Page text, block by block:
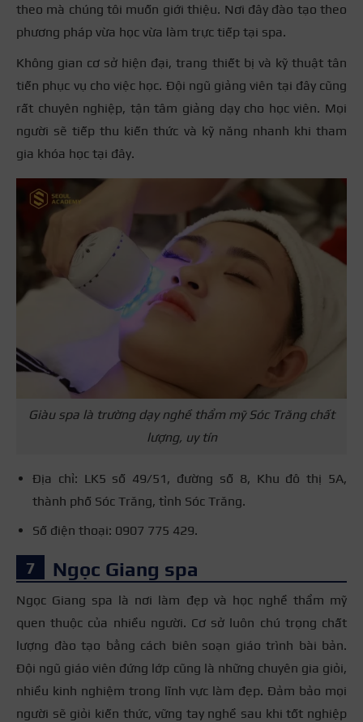
theo mà chúng tôi muốn giới thiệu. Nơi đây đào tạo theo
phương pháp vừa học vừa làm trực tiếp tại spa.
Không gian cơ sở hiện đại, trang thiết bị và kỹ thuật tân
tiến phục vụ cho việc học. Đội ngũ giảng viên tại đây cũng
rất chuyên nghiệp, tận tâm giảng dạy cho học viên. Mọi
người sẽ tiếp thu kiến thức và kỹ năng nhanh khi tham
gia khóa học tại đây.
Giàu spa là trường dạy nghề thẩm mỹ Sóc Trăng chất
lượng, uy tín
Địa chỉ: LK5 số 49/51, đường số 8, Khu đô thị 5A,
thành phố Sóc Trăng, tỉnh Sóc Trăng.
Số điện thoại: 0907 775 429.
Ngọc Giang spa
Ngọc Giang spa là nơi làm đẹp và học nghề thẩm mỹ
quen thuộc của nhiều người. Cơ sở luôn chú trọng chất
lượng đào tạo bằng cách biên soạn giáo trình bài bản.
Đội ngũ giáo viên đứng lớp cũng là những chuyên gia giỏi,
nhiều kinh nghiệm trong lĩnh vực làm đẹp. Đảm bảo mọi
người sẽ giỏi kiến thức, vững tay nghề sau khi tốt nghiệp